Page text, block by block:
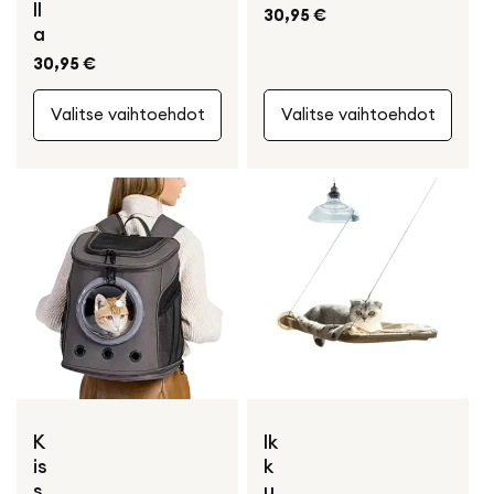
ll
a
Normaali
hinta
30,95 €
Valitse vaihtoehdot
Normaali
30,95 €
Valitse vaihtoehdot
K
is
Ik
k